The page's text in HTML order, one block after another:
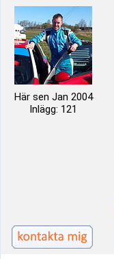
Här sen Jan 2004
Inlägg: 121